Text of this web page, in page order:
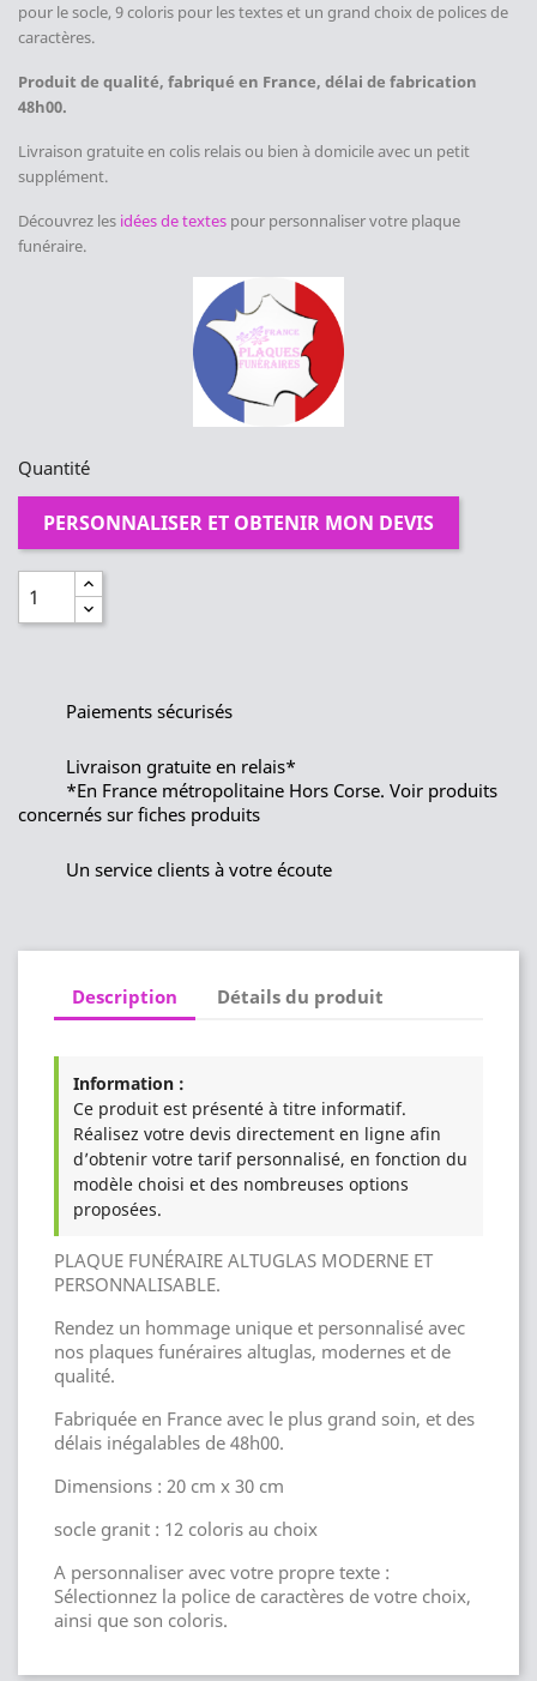
pour le socle, 9 coloris pour les textes et un grand choix de polices de
caractères.
Produit de qualité, fabriqué en France, délai de fabrication
48h00.
Livraison gratuite en colis relais ou bien à domicile avec un petit
supplément.
Découvrez les idées de textes pour personnaliser votre plaque
funéraire.
Quantité
PERSONNALISER ET OBTENIR MON DEVIS
Paiements sécurisés
Livraison gratuite en relais*
*En France métropolitaine Hors Corse. Voir produits
concernés sur fiches produits
Un service clients à votre écoute
Description Détails du produit
Information :
Ce produit est présenté à titre informatif.
Réalisez votre devis directement en ligne afin
d’obtenir votre tarif personnalisé, en fonction du
modèle choisi et des nombreuses options
proposées.
PLAQUE FUNÉRAIRE ALTUGLAS MODERNE ET
PERSONNALISABLE.
Rendez un hommage unique et personnalisé avec
nos plaques funéraires altuglas, modernes et de
qualité.
Fabriquée en France avec le plus grand soin, et des
délais inégalables de 48h00.
Dimensions : 20 cm x 30 cm
socle granit : 12 coloris au choix
A personnaliser avec votre propre texte :
Sélectionnez la police de caractères de votre choix,
ainsi que son coloris.